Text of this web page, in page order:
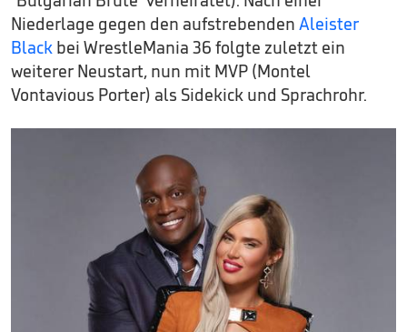
Niederlage gegen den aufstrebenden Aleister
Black bei WrestleMania 36 folgte zuletzt ein
weiterer Neustart, nun mit MVP (Montel
Vontavious Porter) als Sidekick und Sprachrohr.